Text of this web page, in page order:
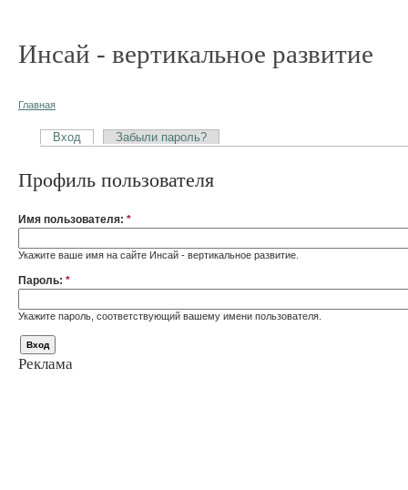
Инсай - вертикальное развитие
Главная
Вход Забыли пароль?
Профиль пользователя
Имя пользователя: *
Укажите ваше имя на сайте Инсай - вертикальное развитие.
Пароль: *
Укажите пароль, соответствующий вашему имени пользователя.
Реклама